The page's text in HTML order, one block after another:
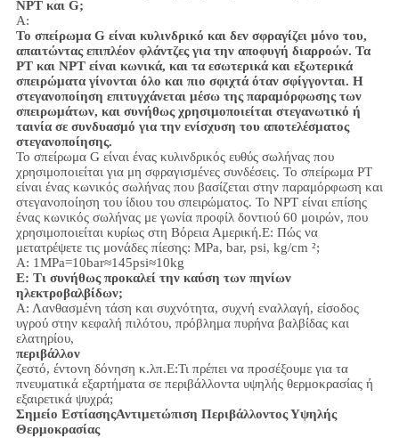
NPT και G;
Α:
Το σπείρωμα G είναι κυλινδρικό και δεν σφραγίζει μόνο του,
απαιτώντας επιπλέον φλάντζες για την αποφυγή διαρροών. Τα
PT και NPT είναι κωνικά, και τα εσωτερικά και εξωτερικά
σπειρώματα γίνονται όλο και πιο σφιχτά όταν σφίγγονται. Η
στεγανοποίηση επιτυγχάνεται μέσω της παραμόρφωσης των
σπειρωμάτων, και συνήθως χρησιμοποιείται στεγανωτικό ή
ταινία σε συνδυασμό για την ενίσχυση του αποτελέσματος
στεγανοποίησης.
Το σπείρωμα G είναι ένας κυλινδρικός ευθύς σωλήνας που
χρησιμοποιείται για μη σφραγισμένες συνδέσεις. Το σπείρωμα PT
είναι ένας κωνικός σωλήνας που βασίζεται στην παραμόρφωση και
στεγανοποίηση του ίδιου του σπειρώματος. Το NPT είναι επίσης
ένας κωνικός σωλήνας με γωνία προφίλ δοντιού 60 μοιρών, που
χρησιμοποιείται κυρίως στη Βόρεια Αμερική.Ε: Πώς να
μετατρέψετε τις μονάδες πίεσης: MPa, bar, psi, kg/cm ²;
Α: 1MPa=10bar≈145psi≈10kg
Ε: Τι συνήθως προκαλεί την καύση των πηνίων
ηλεκτροβαλβίδων;
Α: Λανθασμένη τάση και συχνότητα, συχνή εναλλαγή, είσοδος
υγρού στην κεφαλή πιλότου, πρόβλημα πυρήνα βαλβίδας και
ελατηρίου,
περιβάλλον
ζεστό, έντονη δόνηση κ.λπ.Ε:Τι πρέπει να προσέξουμε για τα
πνευματικά εξαρτήματα σε περιβάλλοντα υψηλής θερμοκρασίας ή
εξαιρετικά ψυχρά;
Σημείο ΕστίασηςΑντιμετώπιση Περιβάλλοντος Υψηλής
Θερμοκρασίας